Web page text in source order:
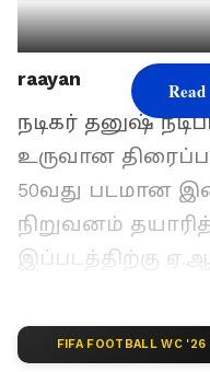
raayan
நடிகர் தனுஷ்
உருவான
50வது படமான
நிறுவனம்
இப்படத்திற்கு
போட்டு படமாக்கி
FIFA FOOTBALL WC '26